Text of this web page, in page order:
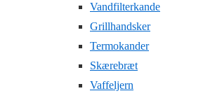
Vandfilterkande
Grillhandsker
Termokander
Skærebræt
Vaffeljern